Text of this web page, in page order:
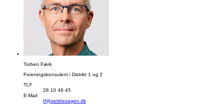
Torben Færk
Foreningskonsulent i Distrikt 1 og 2
TLF
28 10 48 45
E-Mail
tf@aeldresagen.dk